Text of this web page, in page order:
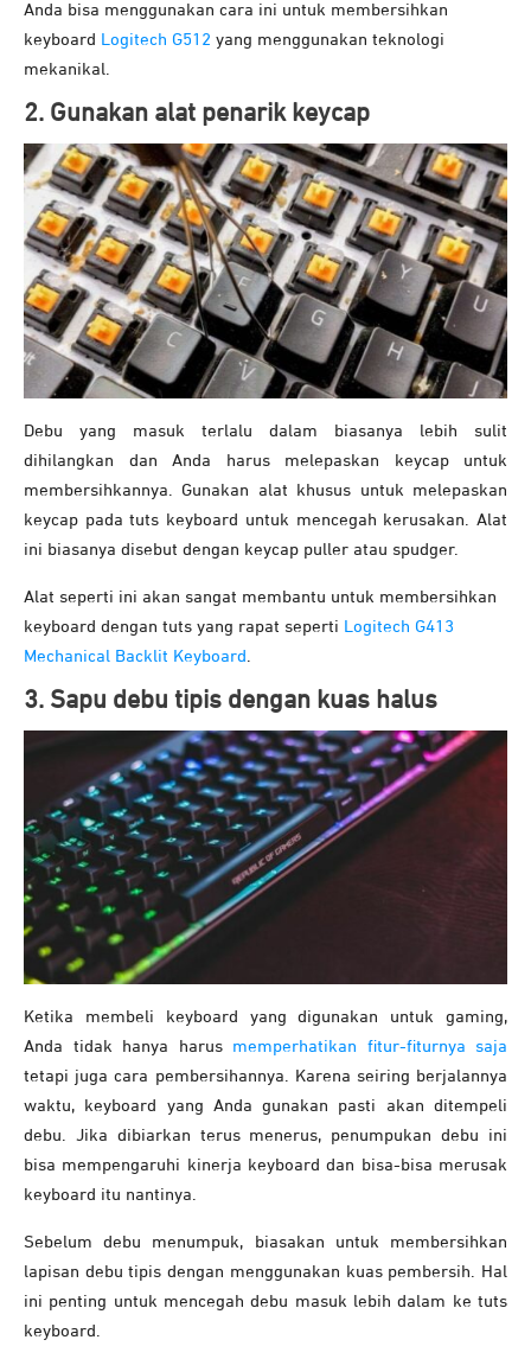
Anda bisa menggunakan cara ini untuk membersihkan
keyboard Logitech G512 yang menggunakan teknologi
mekanikal.
2. Gunakan alat penarik keycap
Debu yang masuk terlalu dalam biasanya lebih sulit
dihilangkan dan Anda harus melepaskan keycap untuk
membersihkannya. Gunakan alat khusus untuk melepaskan
keycap pada tuts keyboard untuk mencegah kerusakan. Alat
ini biasanya disebut dengan keycap puller atau spudger.
Alat seperti ini akan sangat membantu untuk membersihkan
keyboard dengan tuts yang rapat seperti
Logitech G413
Mechanical Backlit Keyboard
3. Sapu debu tipis dengan kuas halus
Ketika membeli keyboard yang digunakan untuk gaming,
Anda tidak hanya harus memperhatikan fitur-fiturnya saja
tetapi juga cara pembersihannya. Karena seiring berjalannya
waktu, keyboard yang Anda gunakan pasti akan ditempeli
debu. Jika dibiarkan terus menerus, penumpukan debu ini
bisa mempengaruhi kinerja keyboard dan bisa-bisa merusak
keyboard itu nantinya.
Sebelum debu menumpuk, biasakan untuk membersihkan
lapisan debu tipis dengan menggunakan kuas pembersih. Hal
ini penting untuk mencegah debu masuk lebih dalam ke tuts
keyboard.